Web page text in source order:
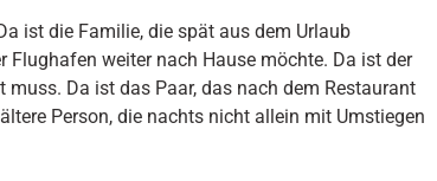
ist die Familie, die spät aus dem Urlaub
weiter nach Hause möchte. Da ist der
Da ist das Paar, das nach dem Restaurant
Person, die nachts nicht allein mit Umstiegen